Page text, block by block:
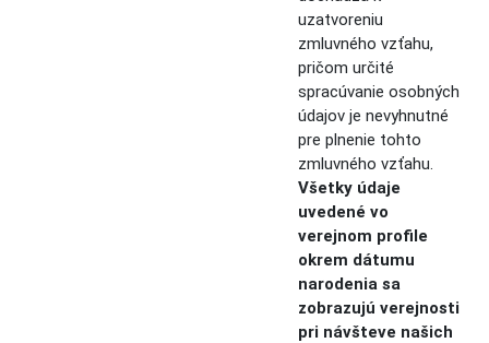
uzatvoreniu
zmluvného vzťahu,
pričom určité
spracúvanie osobných
údajov je nevyhnutné
pre plnenie tohto
zmluvného vzťahu.
Všetky údaje
uvedené vo
verejnom profile
okrem dátumu
narodenia sa
zobrazujú verejnosti
pri návšteve našich